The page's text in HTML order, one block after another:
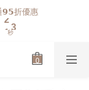
𝟵𝟱折優惠
2
1
0
9
8
秒